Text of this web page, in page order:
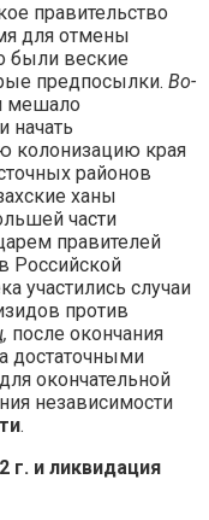
правительство
для отмены
были веские
предпосылки. Во-
мешало
начать
колонизацию края
районов
ханы
части
правителей
Российской
участились случаи
против
после окончания
достаточными
окончательной
независимости
.
г. и ликвидация